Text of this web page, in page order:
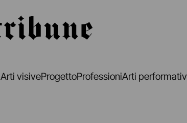
Arti visiveProgettoProfessioniArti